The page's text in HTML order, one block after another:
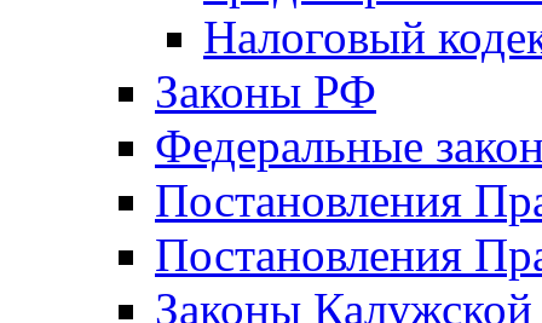
Налоговый
Законы РФ
Федеральные
Постановления
Постановления
Законы Калужской